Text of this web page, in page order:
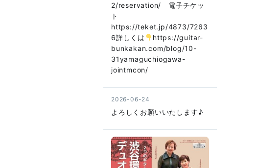
2/reservation/ 電子チケッ
ト
https://teket.jp/4873/7263
6詳しくは
https://guitar-
bunkakan.com/blog/10-
31yamaguchiogawa-
jointmcon/
2026-06-24
よろしくお願いいたします♪